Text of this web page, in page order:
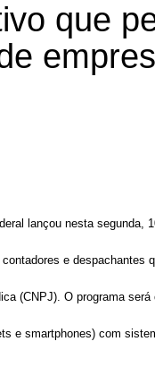
que
lançou nesta segunda,
e despachantes
(CNPJ). O programa
e smartphones) com